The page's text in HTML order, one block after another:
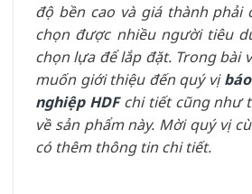
độ bền cao và giá thành phải
chọn được nhiều người tiêu
chọn lựa để lắp đặt. Trong bài
muốn giới thiệu đến quý vị
nghiệp HDFchi tiết cũng như
về sản phẩm này. Mời quý vị
có thêm thông tin chi tiết.